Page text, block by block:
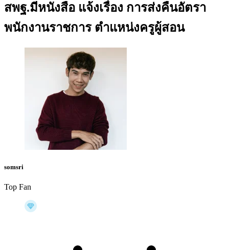
สพฐ.มีหนังสือ แจ้งเรื่อง การส่งคืนอัตรา
พนักงานราชการ ตำแหน่งครูผู้สอน
somsri
Top Fan